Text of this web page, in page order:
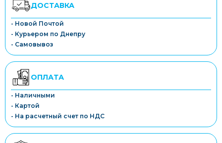
ДОСТАВКА
- Новой Почтой
- Курьером по Днепру
- Самовывоз
ОПЛАТА
- Наличными
- Картой
- На расчетный счет по НДС